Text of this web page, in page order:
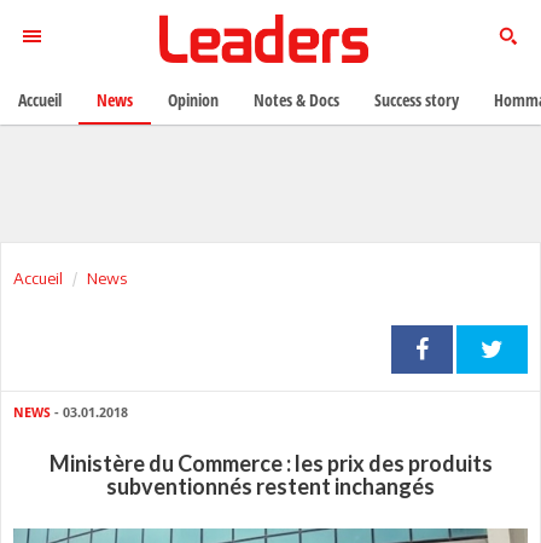
Accueil News
NEWS - 03.01.2018
Ministère du Commerce : les prix des produits
subventionnés restent inchangés
Accueil News Opinion Notes & Docs Success story